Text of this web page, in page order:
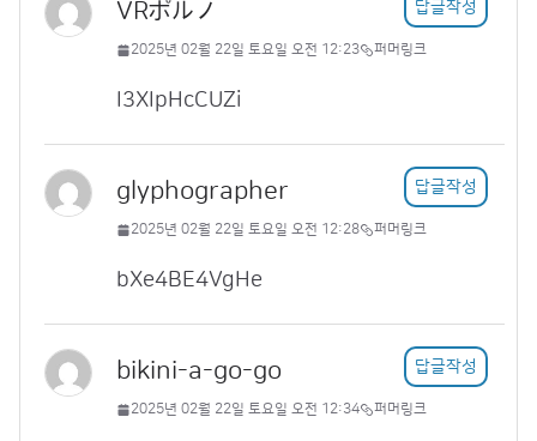
VRポルノ 답글작성
2025년 02월 22일 토요일 오전 12:23 퍼머링크
I3XIpHcCUZi
glyphographer 답글작성
2025년 02월 22일 토요일 오전 12:28 퍼머링크
bXe4BE4VgHe
bikini-a-go-go 답글작성
2025년 02월 22일 토요일 오전 12:34 퍼머링크